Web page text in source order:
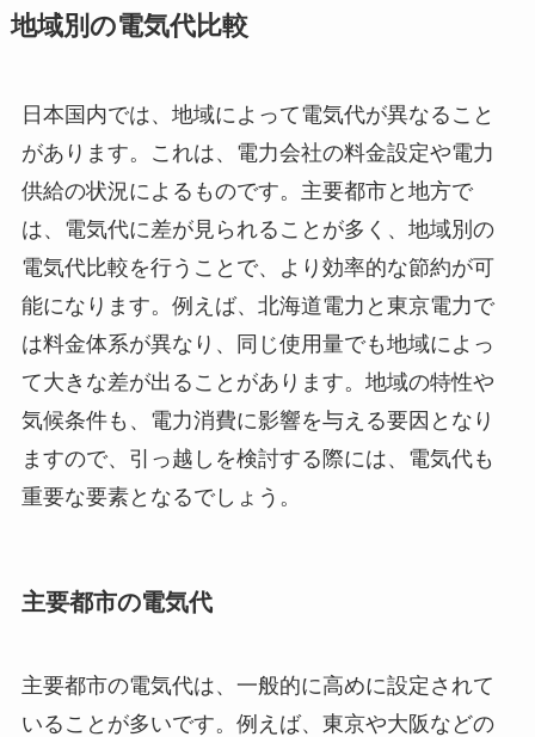
地域別の電気代比較
日本国内では、地域によって電気代が異なること
があります。これは、電力会社の料金設定や電力
供給の状況によるものです。主要都市と地方で
は、電気代に差が見られることが多く、地域別の
電気代比較を行うことで、より効率的な節約が可
能になります。例えば、北海道電力と東京電力で
は料金体系が異なり、同じ使用量でも地域によっ
て大きな差が出ることがあります。地域の特性や
気候条件も、電力消費に影響を与える要因となり
ますので、引っ越しを検討する際には、電気代も
重要な要素となるでしょう。
主要都市の電気代
主要都市の電気代は、一般的に高めに設定されて
いることが多いです。例えば、東京や大阪などの